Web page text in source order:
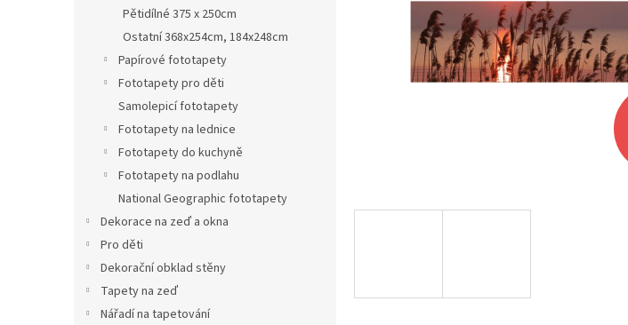
Pětidílné 375 x 250cm
Ostatní 368x254cm, 184x248cm
Papírové fototapety
Fototapety pro děti
Samolepicí fototapety
Fototapety na lednice
Fototapety do kuchyně
Fototapety na podlahu
National Geographic fototapety
Dekorace na zeď a okna
Pro děti
Dekorační obklad stěny
Tapety na zeď
Nářadí na tapetování